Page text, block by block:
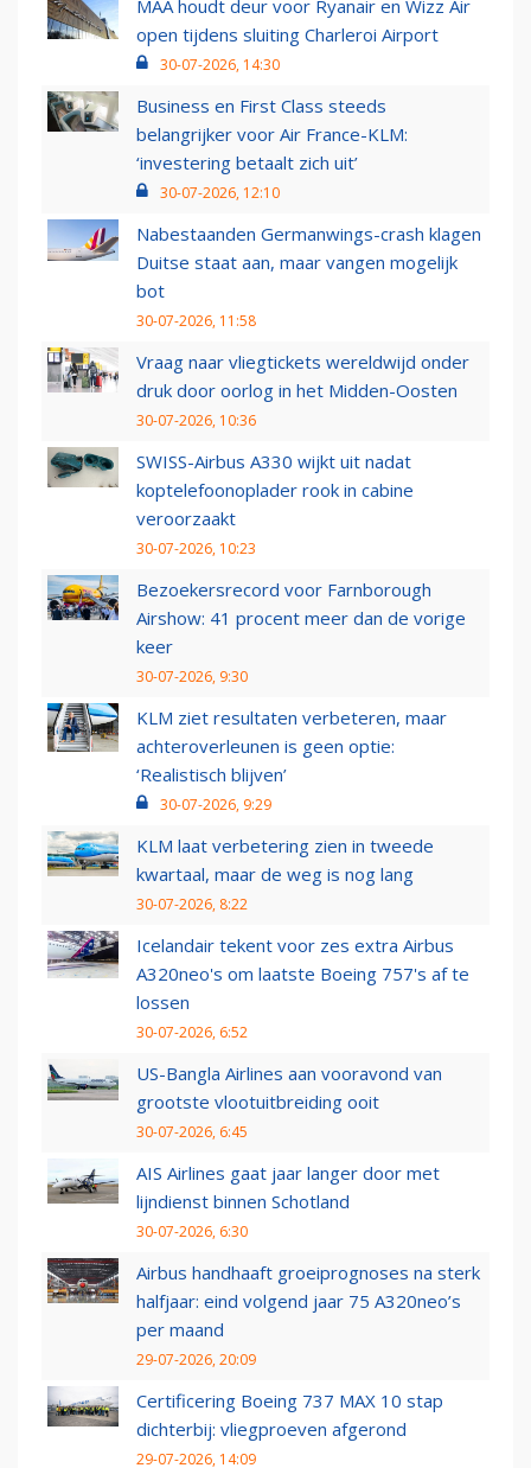
MAA houdt deur voor Ryanair en Wizz Air
open tijdens sluiting Charleroi Airport
30-07-2026, 14:30
Business en First Class steeds
belangrijker voor Air France-KLM:
‘investering betaalt zich uit’
30-07-2026, 12:10
Nabestaanden Germanwings-crash klagen
Duitse staat aan, maar vangen mogelijk
bot
30-07-2026, 11:58
Vraag naar vliegtickets wereldwijd onder
druk door oorlog in het Midden-Oosten
30-07-2026, 10:36
SWISS-Airbus A330 wijkt uit nadat
koptelefoonoplader rook in cabine
veroorzaakt
30-07-2026, 10:23
Bezoekersrecord voor Farnborough
Airshow: 41 procent meer dan de vorige
keer
30-07-2026, 9:30
KLM ziet resultaten verbeteren, maar
achteroverleunen is geen optie:
‘Realistisch blijven’
30-07-2026, 9:29
KLM laat verbetering zien in tweede
kwartaal, maar de weg is nog lang
30-07-2026, 8:22
Icelandair tekent voor zes extra Airbus
A320neo's om laatste Boeing 757's af te
lossen
30-07-2026, 6:52
US-Bangla Airlines aan vooravond van
grootste vlootuitbreiding ooit
30-07-2026, 6:45
AIS Airlines gaat jaar langer door met
lijndienst binnen Schotland
30-07-2026, 6:30
Airbus handhaaft groeiprognoses na sterk
halfjaar: eind volgend jaar 75 A320neo’s
per maand
29-07-2026, 20:09
Certificering Boeing 737 MAX 10 stap
dichterbij: vliegproeven afgerond
29-07-2026, 14:09